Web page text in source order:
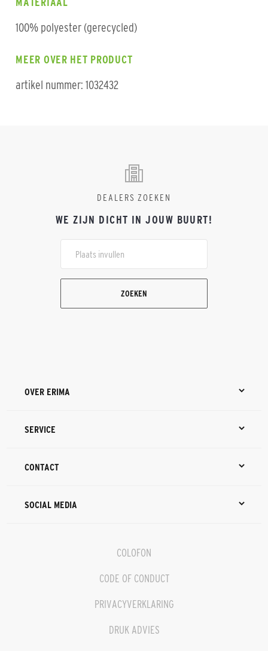
MATERIAAL
100% polyester (gerecycled)
MEER OVER HET PRODUCT
artikel nummer: 1032432
DEALERS ZOEKEN
WE ZIJN DICHT IN JOUW BUURT!
ZOEKEN
OVER ERIMA
SERVICE
CONTACT
SOCIAL MEDIA
COLOFON
CODE OF CONDUCT
PRIVACYVERKLARING
DRUK ADVIES